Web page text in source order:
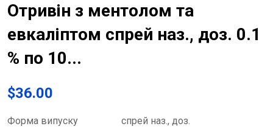
Отривін з ментолом та
евкаліптом спрей наз., доз. 0.1
% по 10...
$36.00
Форма випуску
спрей наз., доз.